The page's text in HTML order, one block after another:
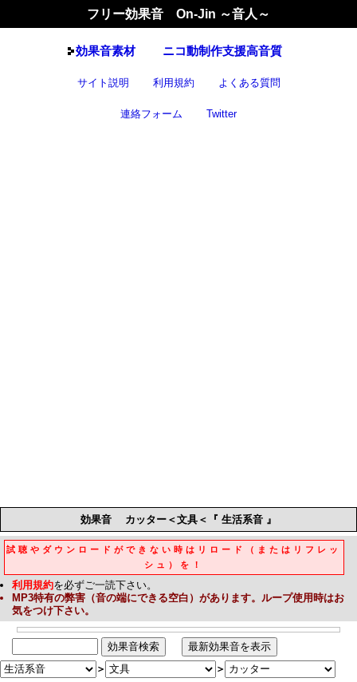
フリー効果音 On-Jin ～音人～
効果音素材 ニコ動制作支援高音質
サイト説明 利用規約 よくある質問
連絡フォーム Twitter
効果音カッター＜文具＜『 生活系音 』
試聴やダウンロードができない時はリロード（またはリフレッ
シュ）を！
利用規約を必ずご一読下さい。
MP3特有の弊害（音の端にできる空白）があります。ループ使用時はお
気をつけ下さい。
＞ ＞